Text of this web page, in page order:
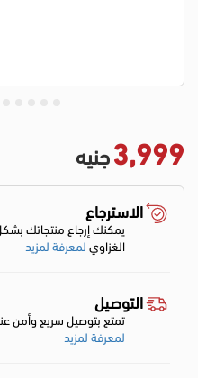
3,999جنيه
الاسترجاع
يمكنك إرجاع منتجاتك
الغزاويلمعرفة لمزيد
التوصيل
تمتع بتوصيل سريع وأمن
لمعرفة لمزيد